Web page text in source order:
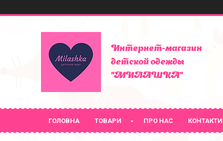
Интернет-магазин
детской одежды
"МИЛАШКА"
ГОЛОВНА ТОВАРИ ПРО НАС КОНТАКТИ